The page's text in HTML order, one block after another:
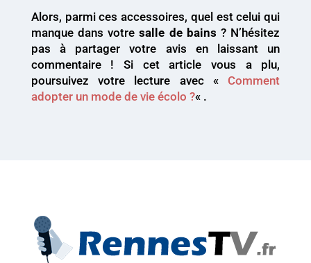
Alors, parmi ces accessoires, quel est celui qui
manque dans votre salle de bains ? N’hésitez
pas à partager votre avis en laissant un
commentaire ! Si cet article vous a plu,
poursuivez votre lecture avec « Comment
adopter un mode de vie écolo ?« .